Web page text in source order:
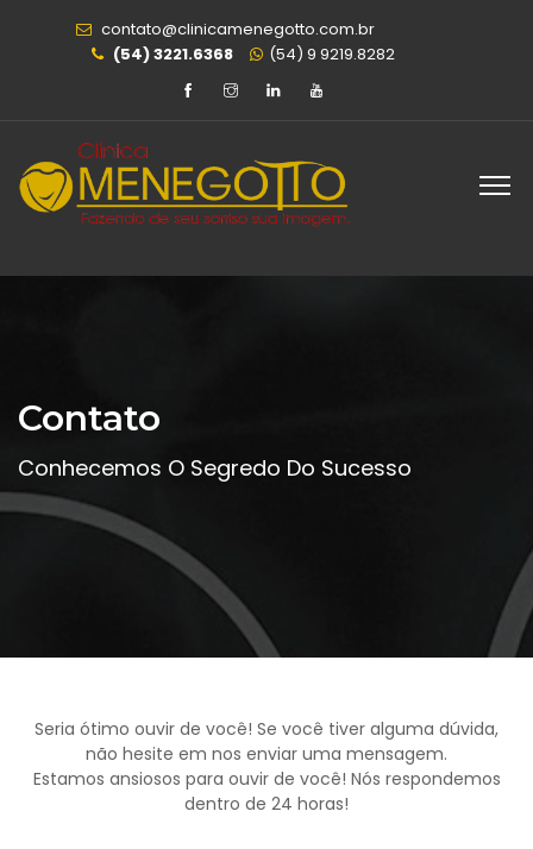
contato@clinicamenegotto.com.br
(54) 3221.6368
(54) 9 9219.8282
Contato
Conhecemos O Segredo Do Sucesso
Seria ótimo ouvir de você! Se você tiver alguma dúvida,
não hesite em nos enviar uma mensagem.
Estamos ansiosos para ouvir de você! Nós respondemos
dentro de 24 horas!